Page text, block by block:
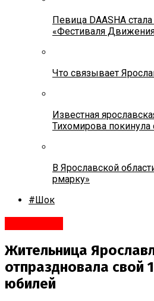
Певица DAASHA
«Фестиваля
Что связывает
Известная
Тихомирова покинула
В Ярославской
рмарку»
#Шок
Жительница
отпраздновала свой
юбилей